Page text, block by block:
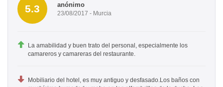
5.3 anónimo
23/08/2017 - Murcia
La amabilidad y buen trato del personal, especialmente los
camareros y camareras del restaurante.
Mobiliario del hotel, es muy antiguo y desfasado.Los baños con